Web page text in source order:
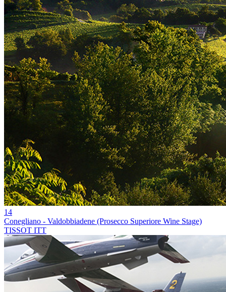
14
Conegliano - Valdobbiadene (Prosecco Superiore Wine Stage)
TISSOT ITT